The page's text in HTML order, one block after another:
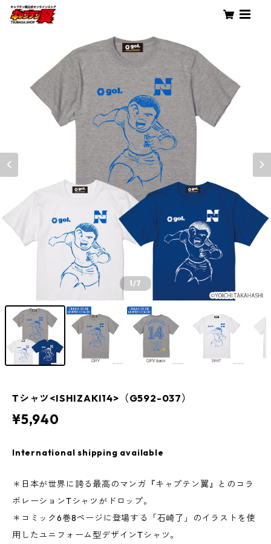
1/7
Tシャツ<ISHIZAKI14>（G592-037）
¥5,940
International shipping available
＊日本が世界に誇る最高のマンガ『キャプテン翼』とのコラ
ボレーションTシャツがドロップ。
＊コミック6巻8ページに登場する「石崎了」のイラストを使
用したユニフォーム型デザインTシャツ。